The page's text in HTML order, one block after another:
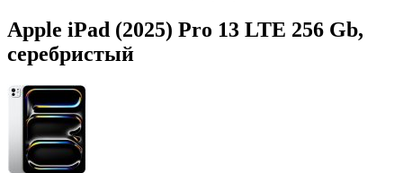
Apple iPad (2025) Pro 13 LTE 256 Gb,
серебристый